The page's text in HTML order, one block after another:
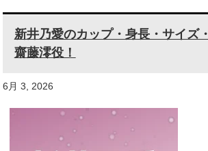
新井乃愛のカップ・身長・サイズ
齋藤澪役！
6月 3, 2026